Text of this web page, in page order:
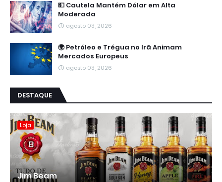
💵 Cautela Mantém Dólar em Alta
Moderada
agosto 03, 2026
🌍 Petróleo e Trégua no Irã Animam
Mercados Europeus
agosto 03, 2026
DESTAQUE
Loja
Jim Beam